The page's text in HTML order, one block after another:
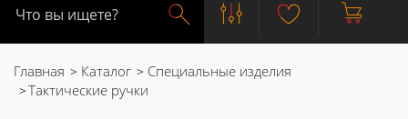
Главная Каталог
Специальные изделия
Тактические ручки